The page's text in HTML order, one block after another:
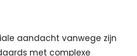
aandacht vanwege zijn
met complexe